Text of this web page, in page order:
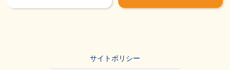
サイトポリシー